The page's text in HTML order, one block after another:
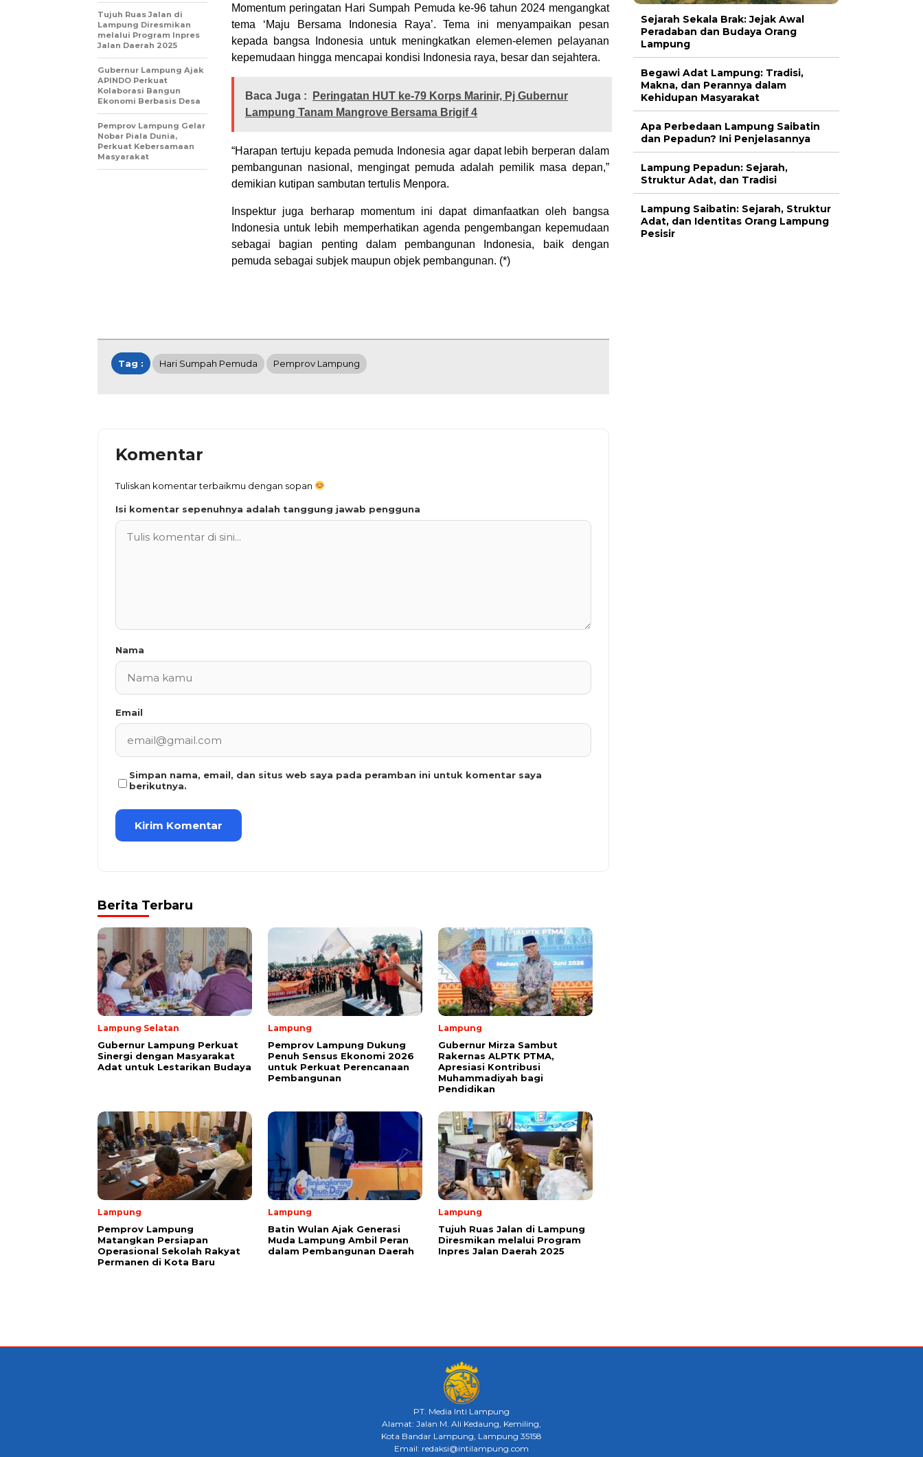
Momentum peringatan Hari Sumpah Pemuda ke-96 tahun 2024 mengangkat
tema ‘Maju Bersama Indonesia Raya’. Tema ini menyampaikan pesan
kepada bangsa Indonesia untuk meningkatkan elemen-elemen pelayanan
kepemudaan hingga mencapai kondisi Indonesia raya, besar dan sejahtera.
Baca Juga :
Peringatan HUT ke-79 Korps Marinir, Pj Gubernur
Lampung Tanam Mangrove Bersama Brigif 4
“Harapan tertuju kepada pemuda Indonesia agar dapat lebih berperan dalam
pembangunan nasional, mengingat pemuda adalah pemilik masa depan,”
demikian kutipan sambutan tertulis Menpora.
Inspektur juga berharap momentum ini dapat dimanfaatkan oleh bangsa
Indonesia untuk lebih memperhatikan agenda pengembangan kepemudaan
sebagai bagian penting dalam pembangunan Indonesia, baik dengan
pemuda sebagai subjek maupun objek pembangunan. (*)
Tujuh Ruas Jalan di
Lampung Diresmikan
melalui Program Inpres
Jalan Daerah 2025
Gubernur Lampung Ajak
APINDO Perkuat
Kolaborasi Bangun
Ekonomi Berbasis Desa
Pemprov Lampung Gelar
Nobar Piala Dunia,
Perkuat Kebersamaan
Masyarakat
Tag : Hari Sumpah Pemuda Pemprov Lampung
Komentar
Tuliskan komentar terbaikmu dengan sopan
Isi komentar sepenuhnya adalah tanggung jawab pengguna
Nama
Email
Simpan nama, email, dan situs web saya pada peramban ini untuk komentar saya
berikutnya.
Berita Terbaru
Lampung Selatan
Gubernur Lampung Perkuat
Sinergi dengan Masyarakat
Adat untuk Lestarikan Budaya
Lampung
Pemprov Lampung Dukung
Penuh Sensus Ekonomi 2026
untuk Perkuat Perencanaan
Pembangunan
Lampung
Gubernur Mirza Sambut
Rakernas ALPTK PTMA,
Apresiasi Kontribusi
Muhammadiyah bagi
Pendidikan
Lampung
Pemprov Lampung
Matangkan Persiapan
Operasional Sekolah Rakyat
Permanen di Kota Baru
Lampung
Batin Wulan Ajak Generasi
Muda Lampung Ambil Peran
dalam Pembangunan Daerah
Lampung
Tujuh Ruas Jalan di Lampung
Diresmikan melalui Program
Inpres Jalan Daerah 2025
Sejarah Sekala Brak: Jejak Awal
Peradaban dan Budaya Orang
Lampung
Begawi Adat Lampung: Tradisi,
Makna, dan Perannya dalam
Kehidupan Masyarakat
Apa Perbedaan Lampung Saibatin
dan Pepadun? Ini Penjelasannya
Lampung Pepadun: Sejarah,
Struktur Adat, dan Tradisi
Lampung Saibatin: Sejarah, Struktur
Adat, dan Identitas Orang Lampung
Pesisir
PT. Media Inti Lampung
Alamat: Jalan M. Ali Kedaung, Kemiling,
Kota Bandar Lampung, Lampung 35158
Email: redaksi@intilampung.com